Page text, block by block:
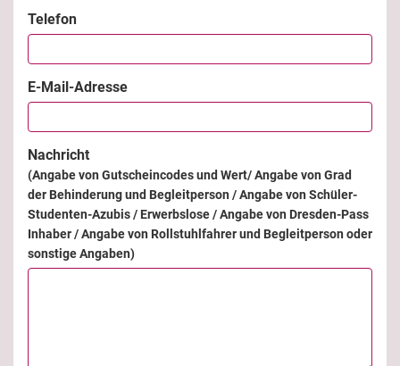
Telefon
E-Mail-Adresse
Nachricht
(Angabe von Gutscheincodes und Wert/ Angabe von Grad
der Behinderung und Begleitperson / Angabe von Schüler-
Studenten-Azubis / Erwerbslose / Angabe von Dresden-Pass
Inhaber / Angabe von Rollstuhlfahrer und Begleitperson oder
sonstige Angaben)